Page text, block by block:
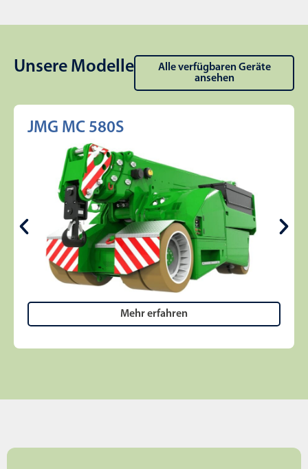
Unsere Modelle
Alle verfügbaren Geräte
ansehen
JMG MC 580S
Mehr erfahren